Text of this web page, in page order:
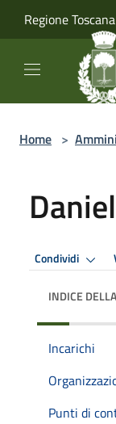
Regione Toscana
Home >
Condividi
INDICE
Incarichi
Punti di